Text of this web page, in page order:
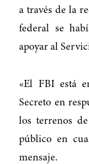
a través de la
federal se
apoyar al
«El FBI está
Secreto en
los terrenos
público en
mensaje.